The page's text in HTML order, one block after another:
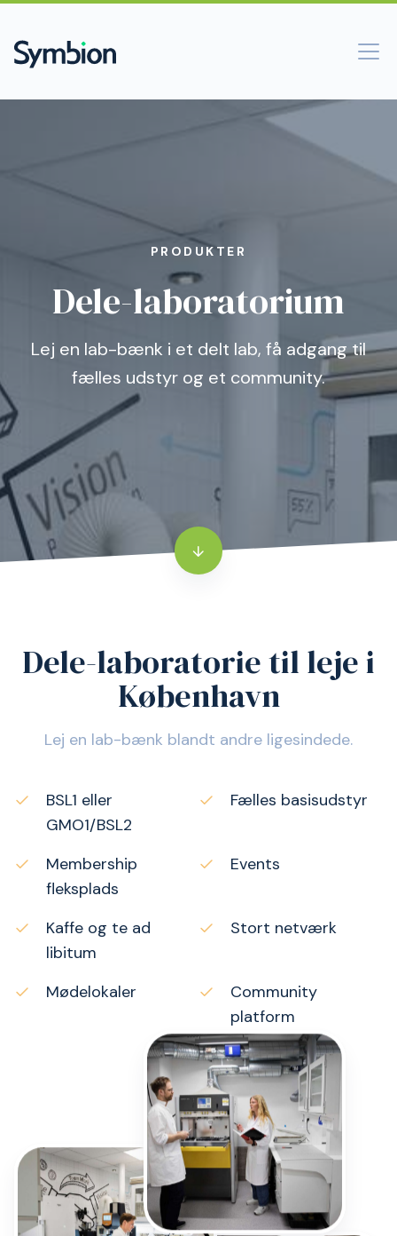
PRODUKTER
Dele-laboratorium
Lej en lab-bænk i et delt lab, få adgang til
fælles udstyr og et community.
Dele-laboratorie til leje i
København
Lej en lab-bænk blandt andre ligesindede.
BSL1 eller
GMO1/BSL2
Fælles basisudstyr
Membership
fleksplads
Events
Kaffe og te ad
libitum
Stort netværk
Mødelokaler
Community
platform